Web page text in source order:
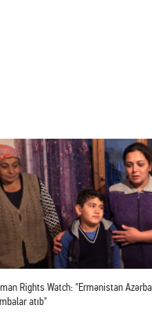
Rights Watch: "Ermənistan
atıb"